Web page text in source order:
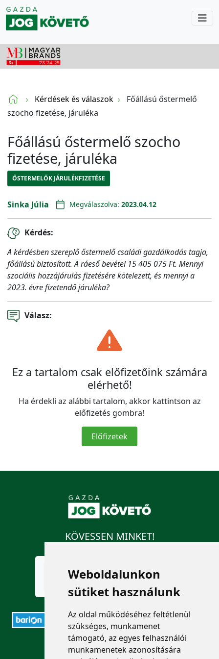
Weboldalunkon
sütiket használunk
Az oldal működéséhez feltétlenül
szükséges, munkamenet
támogató, az egyes felhasználói
munkamenetek azonosítására
Kérdések és válaszok
Főállású őstermelő
szocho fizetése, járuléka
Főállású őstermelő szocho
fizetése, járuléka
ŐSTERMELŐK JÁRULÉKFIZETÉSE
Sinka Júlia Megválaszolva: 2023.04.12
Kérdés:
A kérdésben szereplő őstermelő családi gazdálkodás tagja,
főállású biztosított. A ráeső bevétel 15 405 075 Ft. Mennyi
szociális hozzájárulás fizetésére kötelezett, és mennyi a
2023. évre fizetendő járuléka?
Válasz:
Ez a tartalom csak előfizetőink számára
elérhető!
Ha érdekli az alábbi tartalom, akkor kattintson az
előfizetés gombra!
Előfizetek
KÖVESSEN MINKET!
ELÉRHETŐSÉGEK